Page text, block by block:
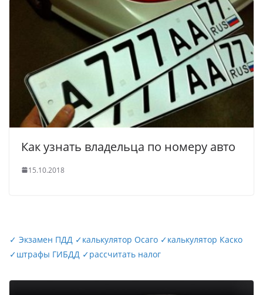
Как узнать владельца по номеру авто
15.10.2018
✓ Экзамен ПДД ✓калькулятор Осаго ✓калькулятор Каско
✓штрафы ГИБДД ✓рассчитать налог